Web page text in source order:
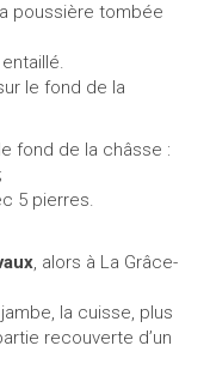
poussière tombée
le fond de la
fond de la châsse :
5 pierres.
, alors à La Grâce-
la cuisse, plus
recouverte d’un